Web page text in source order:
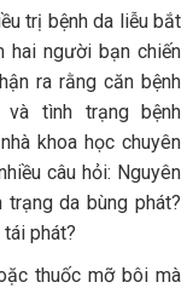
trị bệnh da liễu bắt
hai người bạn chiến
ra rằng căn bệnh
tình trạng bệnh
khoa học chuyên
câu hỏi: Nguyên
da bùng phát?
phát?
thuốc mỡ bôi mà